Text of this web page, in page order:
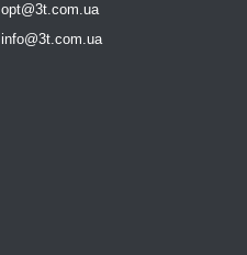
opt@3t.com.ua
info@3t.com.ua